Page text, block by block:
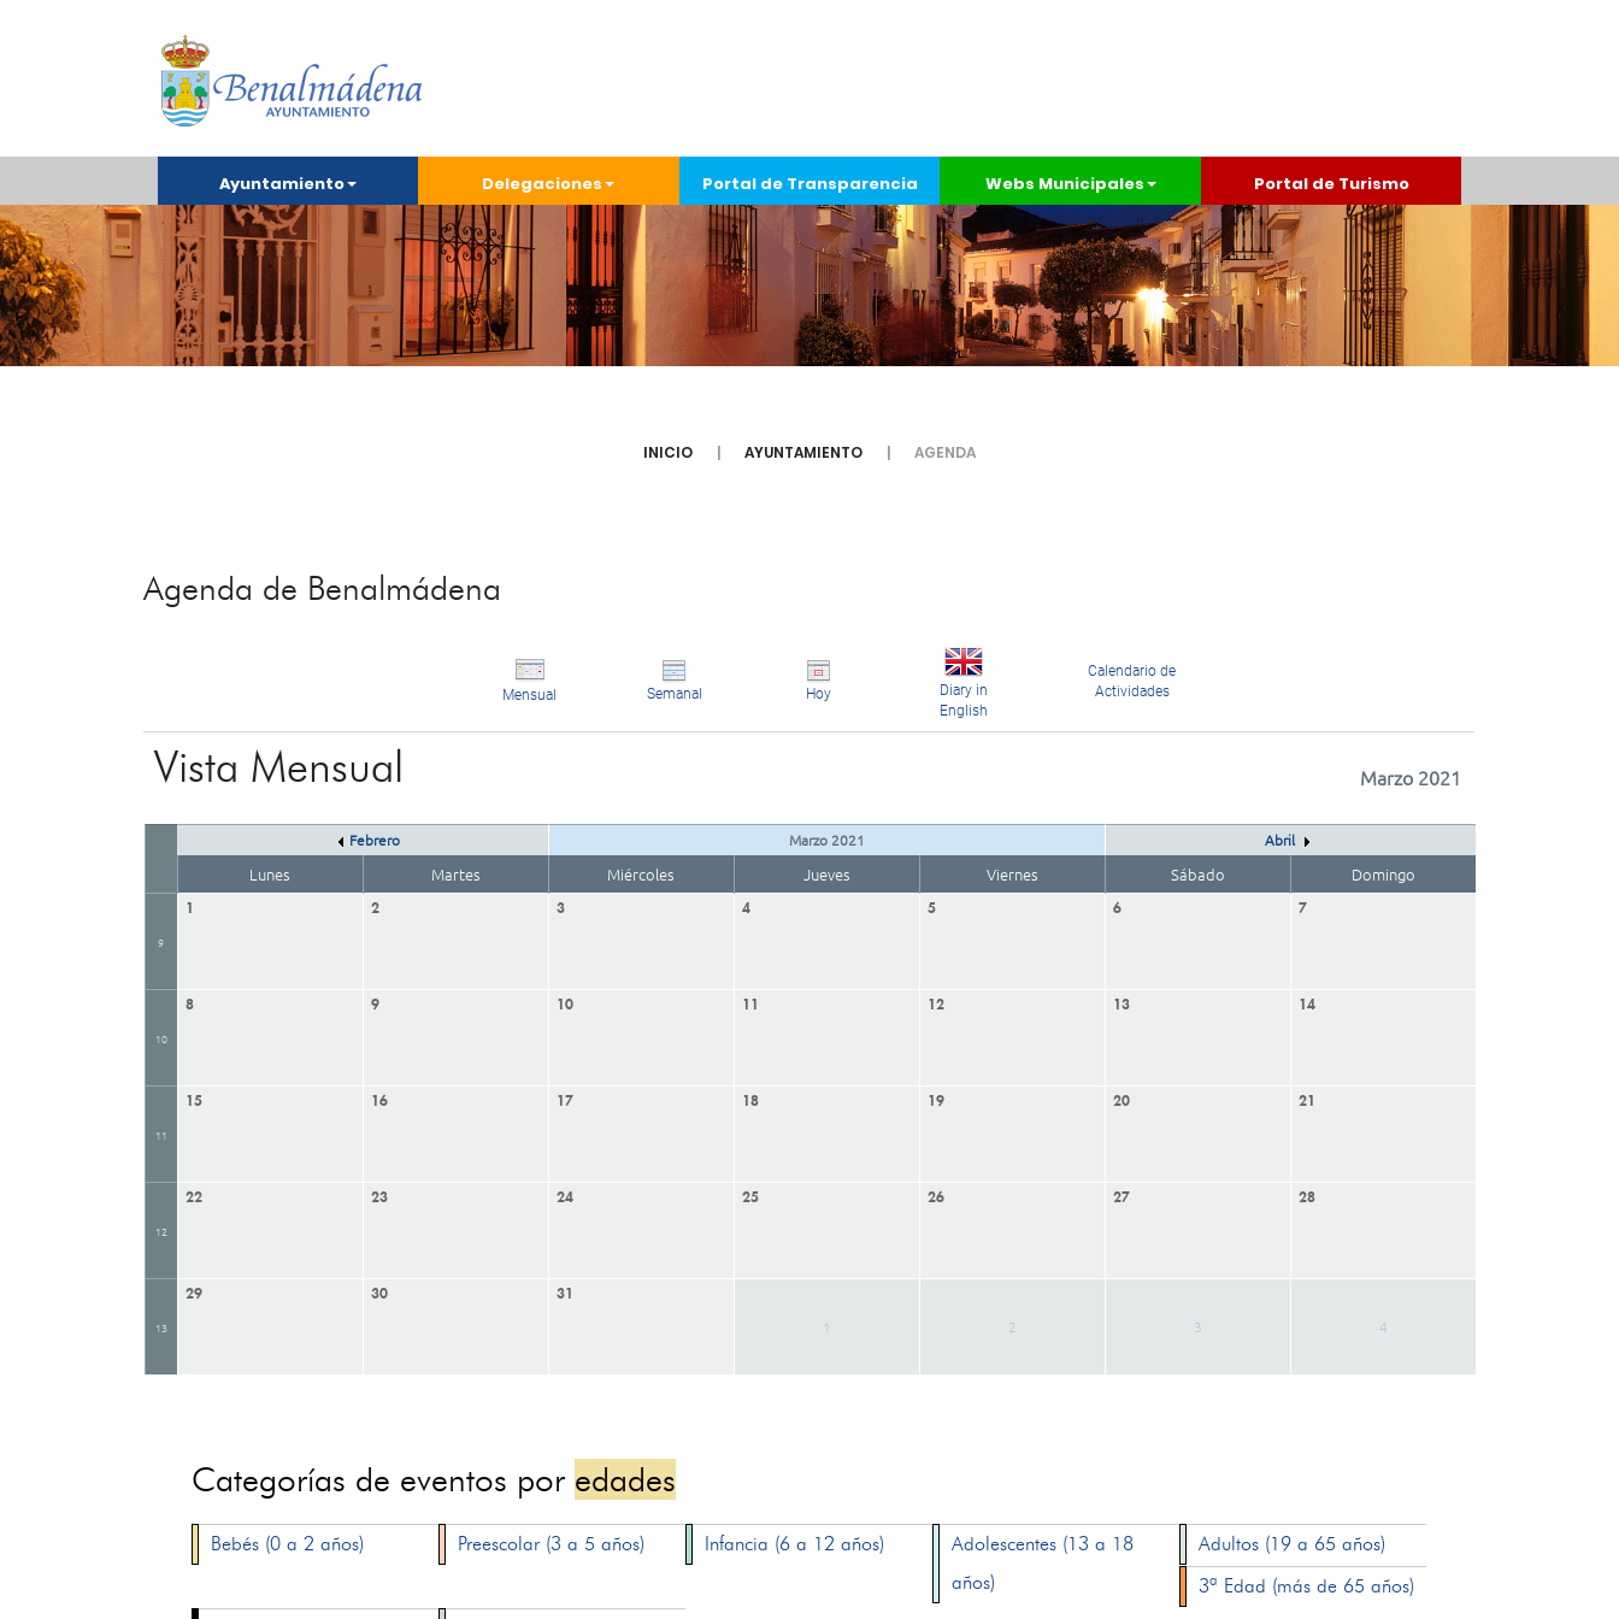
Ayuntamiento Delegaciones Portal de Transparencia Webs Municipales Portal de Turismo
INICIO AYUNTAMIENTO AGENDA
Agenda de Benalmádena
Mensual Semanal Hoy
Diary in
English
Calendario de
Actividades
Vista Mensual Marzo 2021
Febrero Marzo 2021 Abril
Lunes Martes Miércoles Jueves Viernes Sábado Domingo
9
1 2 3 4 5 6 7
10
8 9 10 11 12 13 14
11
15 16 17 18 19 20 21
12
22 23 24 25 26 27 28
13
29 30 31
1 2 3 4
Categorías de eventos por edades
Bebés (0 a 2 años) Preescolar (3 a 5 años) Infancia (6 a 12 años)
Adolescentes (13 a 18
años)
Adultos (19 a 65 años)
3ª Edad (más de 65 años)